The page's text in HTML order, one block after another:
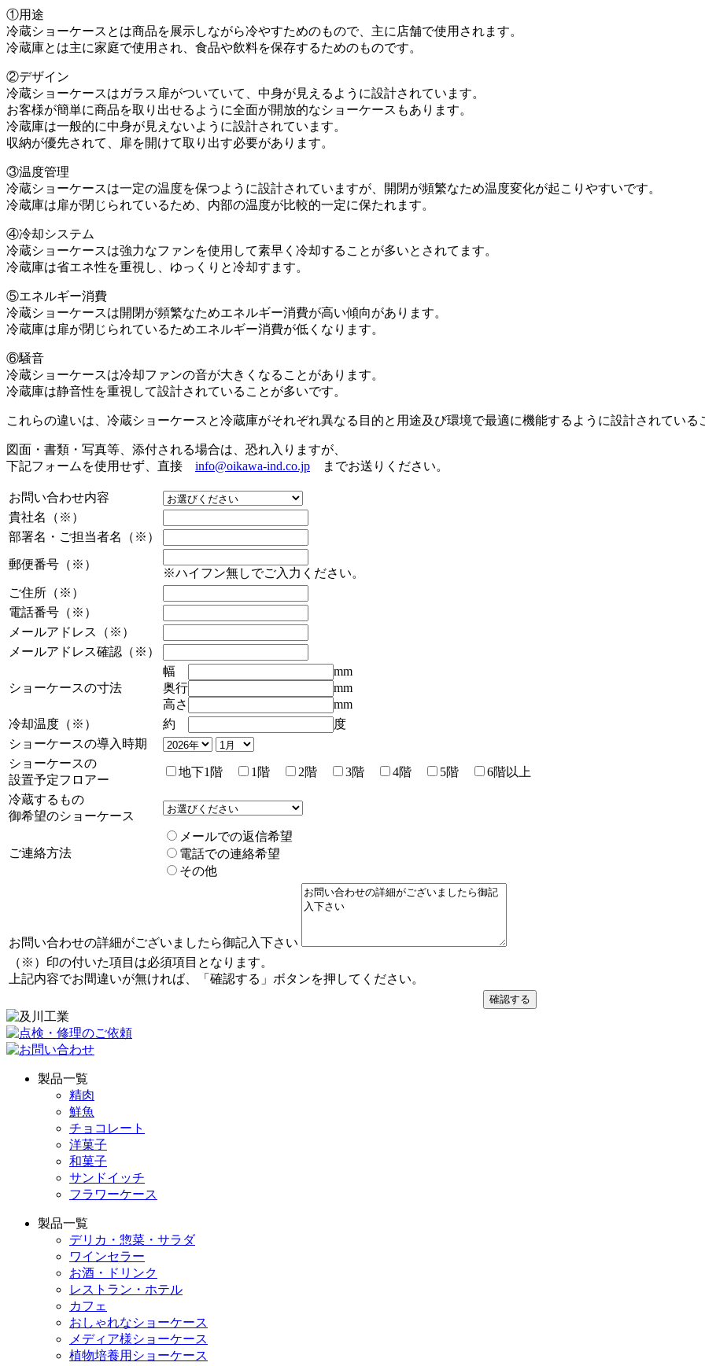
①用途
冷蔵ショーケースとは商品を展示しながら冷やすためのもので、主に店舗で使用されます。
冷蔵庫とは主に家庭で使用され、食品や飲料を保存するためのものです。
②デザイン
冷蔵ショーケースはガラス扉がついていて、中身が見えるように設計されています。
お客様が簡単に商品を取り出せるように全面が開放的なショーケースもあります。
冷蔵庫は一般的に中身が見えないように設計されています。
収納が優先されて、扉を開けて取り出す必要があります。
③温度管理
冷蔵ショーケースは一定の温度を保つように設計されていますが、開閉が頻繁なため温度変化が起こりやすいです。
冷蔵庫は扉が閉じられているため、内部の温度が比較的一定に保たれます。
④冷却システム
冷蔵ショーケースは強力なファンを使用して素早く冷却することが多いとされてます。
冷蔵庫は省エネ性を重視し、ゆっくりと冷却すます。
⑤エネルギー消費
冷蔵ショーケースは開閉が頻繁なためエネルギー消費が高い傾向があります。
冷蔵庫は扉が閉じられているためエネルギー消費が低くなります。
⑥騒音
冷蔵ショーケースは冷却ファンの音が大きくなることがあります。
冷蔵庫は静音性を重視して設計されていることが多いです。
これらの違いは、冷蔵ショーケースと冷蔵庫がそれぞれ異なる目的と用途及び環境で最適に機能するように設計されている
図面・書類・写真等、添付される場合は、恐れ入りますが、
下記フォームを使用せず、直接 info@oikawa-ind.co.jp までお送りください。
お問い合わせ内容
貴社名
（※）
部署名・ご担当者名
（※）
郵便番号 （※）
※ハイフン無しでご入力ください。
ご住所 （※）
電話番号 （※）
メールアドレス
（※）
メールアドレス確認 （※）
ショーケースの寸法
幅
mm
奥行
mm
高さ
mm
冷却温度（※）
約
度
ショーケースの導入時期
ショーケースの
設置予定フロアー
地下1階 1階 2階 3階 4階 5階 6階以上
冷蔵するもの
御希望のショーケース
ご連絡方法
メールでの返信希望
電話での連絡希望
その他
お問い合わせの詳細がございましたら御記入下さい
（※）印の付いた項目は必須項目となります。
上記内容でお間違いが無ければ、「確認する」ボタンを押してください。
製品一覧
精肉
鮮魚
チョコレート
洋菓子
和菓子
サンドイッチ
フラワーケース
製品一覧
デリカ・惣菜・サラダ
ワインセラー
お酒・ドリンク
レストラン・ホテル
カフェ
おしゃれなショーケース
メディア様ショーケース
植物培養用ショーケース